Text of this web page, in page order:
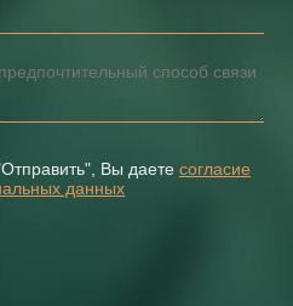
Вы даете согласие
данных